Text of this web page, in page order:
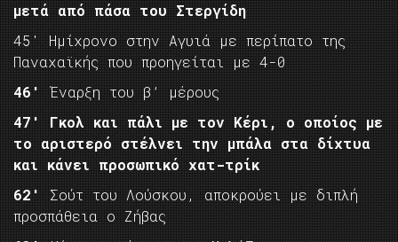
μετά από πάσα του Στεργίδη
45′ Ημίχρονο στην Αγυιά με περίπατο της
Παναχαϊκής που προηγείται με 4-0
46′
Έναρξη του β’ μέρους
47′ Γκολ και πάλι με τον Κέρι, ο οποίος με
το αριστερό στέλνει την μπάλα στα δίχτυα
και κάνει προσωπικό χατ-τρίκ
62′
Σούτ του Λούσκου, αποκρούει με διπλή
προσπάθεια ο Ζήβας